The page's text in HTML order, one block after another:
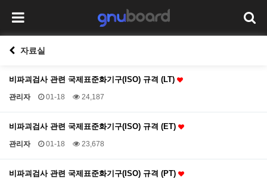
자료실
비파괴검사 관련 국제표준화기구(ISO) 규격 (LT)
관리자 01-18 24,187
비파괴검사 관련 국제표준화기구(ISO) 규격 (ET)
관리자 01-18 23,678
비파괴검사 관련 국제표준화기구(ISO) 규격 (PT)